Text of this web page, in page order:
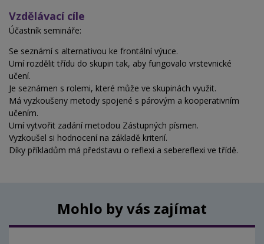
Vzdělávací cíle
Účastník semináře:
Se seznámí s alternativou ke frontální výuce.
Umí rozdělit třídu do skupin tak, aby fungovalo vrstevnické
učení.
Je seznámen s rolemi, které může ve skupinách využit.
Má vyzkoušeny metody spojené s párovým a kooperativním
učením.
Umí vytvořit zadání metodou Zástupných písmen.
Vyzkoušel si hodnocení na základě kriterií.
Díky příkladům má představu o reflexi a sebereflexi ve třídě.
Mohlo by vás zajímat